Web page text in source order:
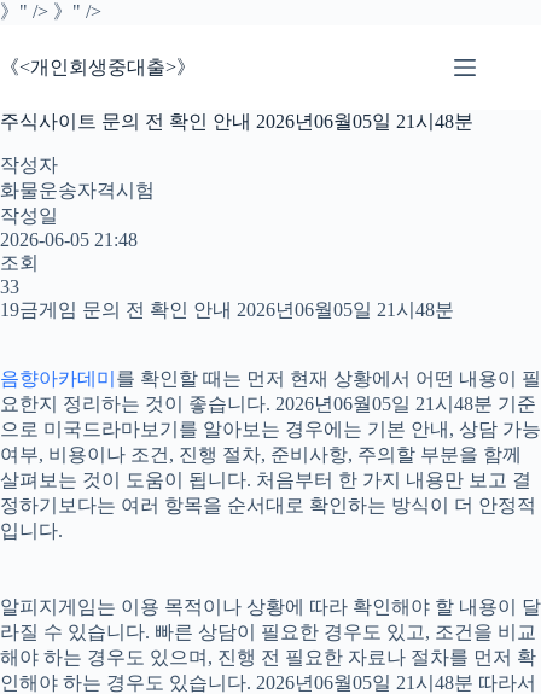
》" /> 》" />본
으
건
너
기
《<개인회생중대출>》
주식사이트 문의 전 확인 안내 2026년06월05일 21시48분
작성자
화물운송자격시험
작성일
2026-06-05 21:48
조회
33
19금게임 문의 전 확인 안내 2026년06월05일 21시48분
음향아카데미 를 확인할 때는 먼저 현재 상황에서 어떤 내용이 필
요한지 정리하는 것이 좋습니다. 2026년06월05일 21시48분 기준
으로 미국드라마보기를 알아보는 경우에는 기본 안내, 상담 가능
여부, 비용이나 조건, 진행 절차, 준비사항, 주의할 부분을 함께
살펴보는 것이 도움이 됩니다. 처음부터 한 가지 내용만 보고 결
정하기보다는 여러 항목을 순서대로 확인하는 방식이 더 안정적
입니다.
알피지게임는 이용 목적이나 상황에 따라 확인해야 할 내용이 달
라질 수 있습니다. 빠른 상담이 필요한 경우도 있고, 조건을 비교
해야 하는 경우도 있으며, 진행 전 필요한 자료나 절차를 먼저 확
인해야 하는 경우도 있습니다. 2026년06월05일 21시48분 따라서